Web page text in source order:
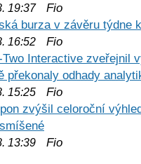
19:37Fio
burza v závěru týdne
16:52 Fio
Two Interactive zveřejnil
překonaly odhady
15:25 Fio
zvýšil celoroční
13:39 Fio